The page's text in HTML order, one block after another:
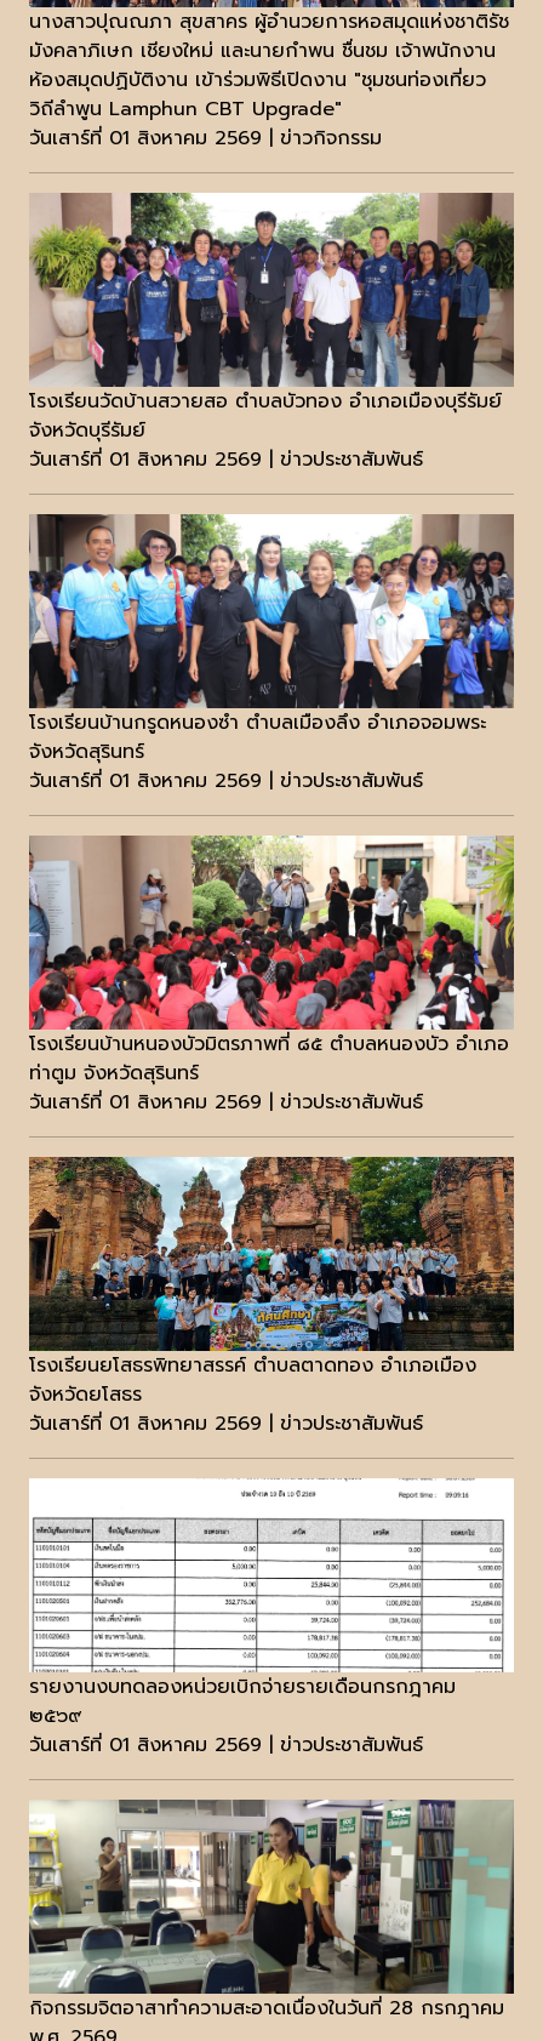
นางสาวปุณณภา สุขสาคร ผู้อำนวยการหอสมุดแห่งชาติรัช
มังคลาภิเษก เชียงใหม่ และนายกำพน ชื่นชม เจ้าพนักงาน
ห้องสมุดปฏิบัติงาน เข้าร่วมพิธีเปิดงาน "ชุมชนท่องเที่ยว
วิถีลำพูน Lamphun CBT Upgrade"
วันเสาร์ที่ 01 สิงหาคม 2569 | ข่าวกิจกรรม
โรงเรียนวัดบ้านสวายสอ ตำบลบัวทอง อำเภอเมืองบุรีรัมย์
จังหวัดบุรีรัมย์
วันเสาร์ที่ 01 สิงหาคม 2569 | ข่าวประชาสัมพันธ์
โรงเรียนบ้านกรูดหนองซำ ตำบลเมืองลึง อำเภอจอมพระ
จังหวัดสุรินทร์
วันเสาร์ที่ 01 สิงหาคม 2569 | ข่าวประชาสัมพันธ์
โรงเรียนบ้านหนองบัวมิตรภาพที่ ๘๕ ตำบลหนองบัว อำเภอ
ท่าตูม จังหวัดสุรินทร์
วันเสาร์ที่ 01 สิงหาคม 2569 | ข่าวประชาสัมพันธ์
โรงเรียนยโสธรพิทยาสรรค์ ตำบลตาดทอง อำเภอเมือง
จังหวัดยโสธร
วันเสาร์ที่ 01 สิงหาคม 2569 | ข่าวประชาสัมพันธ์
รายงานงบทดลองหน่วยเบิกจ่ายรายเดือนกรกฎาคม
๒๕๖๙
วันเสาร์ที่ 01 สิงหาคม 2569 | ข่าวประชาสัมพันธ์
กิจกรรมจิตอาสาทำความสะอาดเนื่องในวันที่ 28 กรกฎาคม